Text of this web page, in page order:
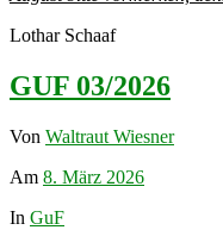
Lothar Schaaf
GUF 03/2026
Von Waltraut Wiesner
Am 8. März 2026
In GuF